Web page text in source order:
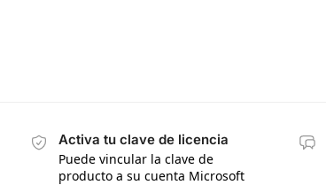
Activa tu clave de licencia
Puede vincular la clave de
producto a su cuenta Microsoft